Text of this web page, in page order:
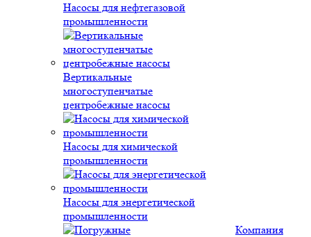
Насосы для нефтегазовой
промышленности
Вертикальные
многоступенчатые
центробежные насосы
Насосы для химической
промышленности
Насосы для энергетической
промышленности
Компания